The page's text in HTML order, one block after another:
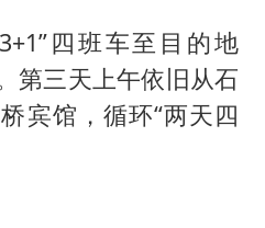
四班车至目的地
第三天上午依旧从石
宾馆，循环“两天四